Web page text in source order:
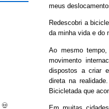
meus
Redescobri a
da minha vida e do
Ao mesmo
movimento
dispostos a criar
direta na
Bicicletada que
💀